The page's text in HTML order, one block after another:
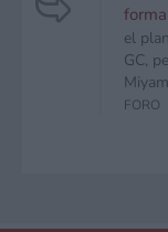
el
GC,
FORO